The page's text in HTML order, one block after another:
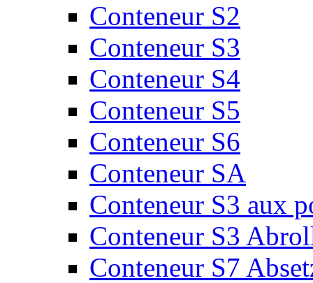
Conteneur S2
Conteneur S3
Conteneur S4
Conteneur S5
Conteneur S6
Conteneur SA
Conteneur S3 aux
Conteneur S3
Conteneur S7